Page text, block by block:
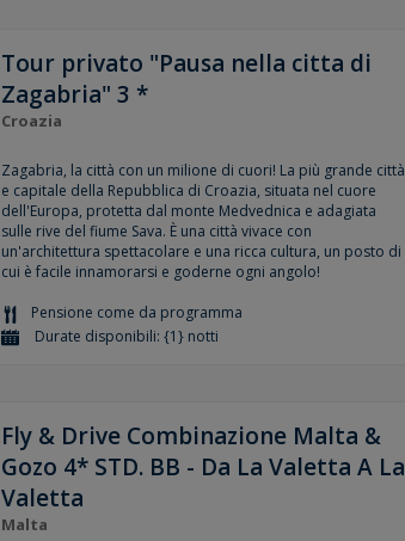
Tour privato "Pausa nella citta di
Zagabria" 3 *
Croazia
Zagabria, la città con un milione di cuori! La più grande città
e capitale della Repubblica di Croazia, situata nel cuore
dell'Europa, protetta dal monte Medvednica e adagiata
sulle rive del fiume Sava. È una città vivace con
un'architettura spettacolare e una ricca cultura, un posto di
cui è facile innamorarsi e goderne ogni angolo!
Pensione come da programma
Durate disponibili: {1} notti
Fly & Drive Combinazione Malta &
Gozo 4* STD. BB - Da La Valetta A La
Valetta
Malta